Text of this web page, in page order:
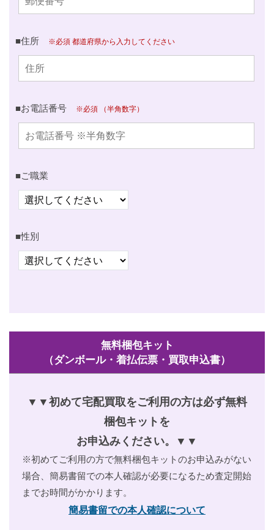
■住所 ※必須 都道府県から入力してください
■お電話番号 ※必須 （半角数字）
■ご職業
■性別
無料梱包キット
（ダンボール・着払伝票・買取申込書）
▼▼初めて宅配買取をご利用の方は必ず無料
梱包キットを
お申込みください。▼▼
※初めてご利用の方で無料梱包キットのお申込みがない
場合、 簡易書留での本人確認が必要になるため査定開始
までお時間がかかります。
簡易書留での本人確認について